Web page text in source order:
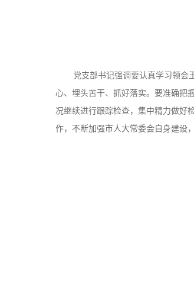
党支部书记强调要认真学习领会
心、埋头苦干、抓好落实。要准确把
况继续进行跟踪检查，集中精力做好
作，不断加强市人大常委会自身建设